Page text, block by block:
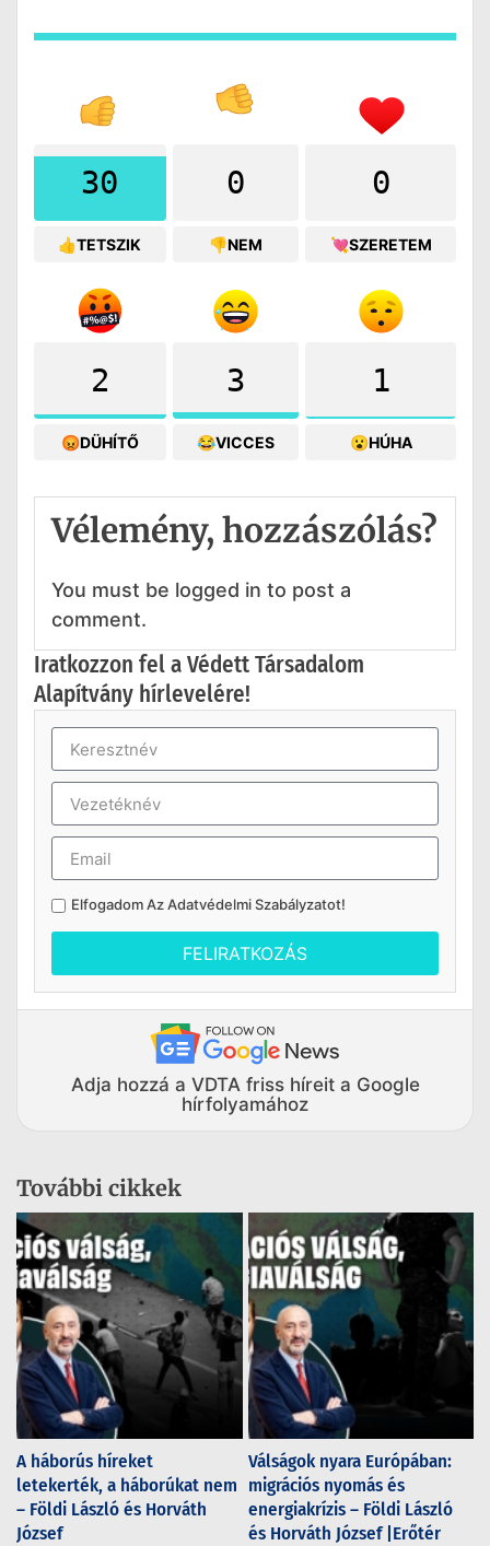
30
👍TETSZIK
0
👎NEM
0
💘SZERETEM
2
😡DÜHÍTŐ
3
😂VICCES
1
😮HÚHA
Vélemény, hozzászólás?
You must be logged in to post a
comment.
Iratkozzon fel a Védett Társadalom
Alapítvány hírlevelére!
Elfogadom AzAdatvédelmi Szabályzatot!
FELIRATKOZÁS
Adja hozzá a VDTA friss híreit a Google
hírfolyamához
További cikkek
A háborús híreket
letekerték, a háborúkat nem
– Földi László és Horváth
József
Válságok nyara Európában:
migrációs nyomás és
energiakrízis – Földi László
és Horváth József |Erőtér